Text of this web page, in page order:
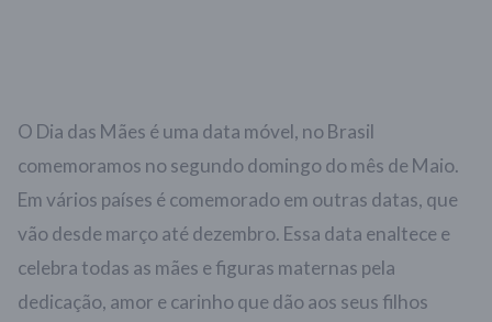
O Dia das Mães é uma data móvel, no Brasil
comemoramos no segundo domingo do mês de Maio.
Em vários países é comemorado em outras datas, que
vão desde março até dezembro. Essa data enaltece e
celebra todas as mães e figuras maternas pela
dedicação, amor e carinho que dão aos seus filhos